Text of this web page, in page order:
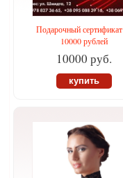
Подарочный
10000 рублей
10000 руб.
купить